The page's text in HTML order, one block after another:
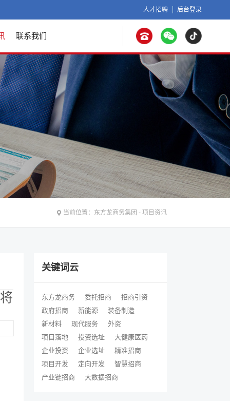
人才招聘 后台登录
联系我们
当前位置： 东方龙商务集团 -项目资讯
关键词云
东方龙商务 委托招商
招商引资
政府招商
新能源
装备制造
新材料
现代服务
外资
项目落地
投资选址
大健康医药
企业投资
企业选址
精准招商
项目开发
定向开发
智慧招商
产业链招商
大数据招商